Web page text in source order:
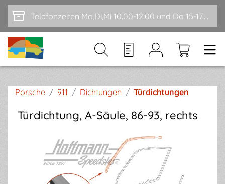
Zum Hauptinhalt springen Telefonzeiten Mo,Di,Mi 10.00-12.00 und Do 15-17.00
Porsche / 911 / Dichtungen / Türdichtungen
Türdichtung, A-Säule, 86-93, rechts